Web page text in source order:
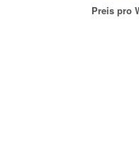
Preis pro